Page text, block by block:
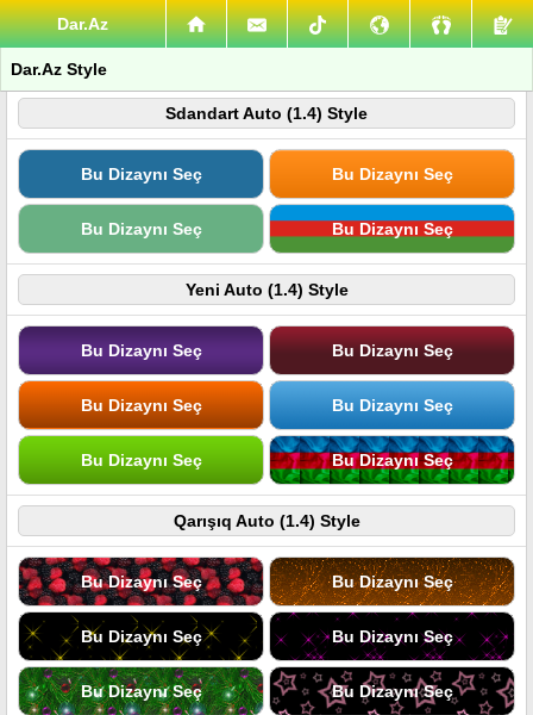
Dar.Az
Dar.Az Style
Sdandart Auto (1.4) Style
Bu Dizaynı Seç Bu Dizaynı Seç
Bu Dizaynı Seç Bu Dizaynı Seç
Yeni Auto (1.4) Style
Bu Dizaynı Seç Bu Dizaynı Seç
Bu Dizaynı Seç Bu Dizaynı Seç
Bu Dizaynı Seç Bu Dizaynı Seç
Qarışıq Auto (1.4) Style
Bu Dizaynı Seç Bu Dizaynı Seç
Bu Dizaynı Seç Bu Dizaynı Seç
Bu Dizaynı Seç Bu Dizaynı Seç